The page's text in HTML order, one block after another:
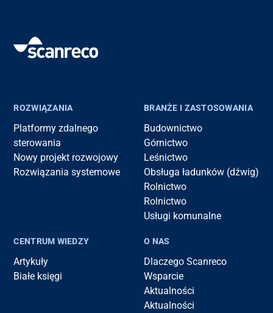
ROZWIĄZANIA
Platformy zdalnego
sterowania
Nowy projekt rozwojowy
Rozwiązania systemowe
BRANŻE I ZASTOSOWANIA
Budownictwo
Górnictwo
Leśnictwo
Obsługa ładunków (dźwig)
Rolnictwo
Rolnictwo
Usługi komunalne
CENTRUM WIEDZY
Artykuły
Białe księgi
O NAS
Dlaczego Scanreco
Wsparcie
Aktualności
Aktualności